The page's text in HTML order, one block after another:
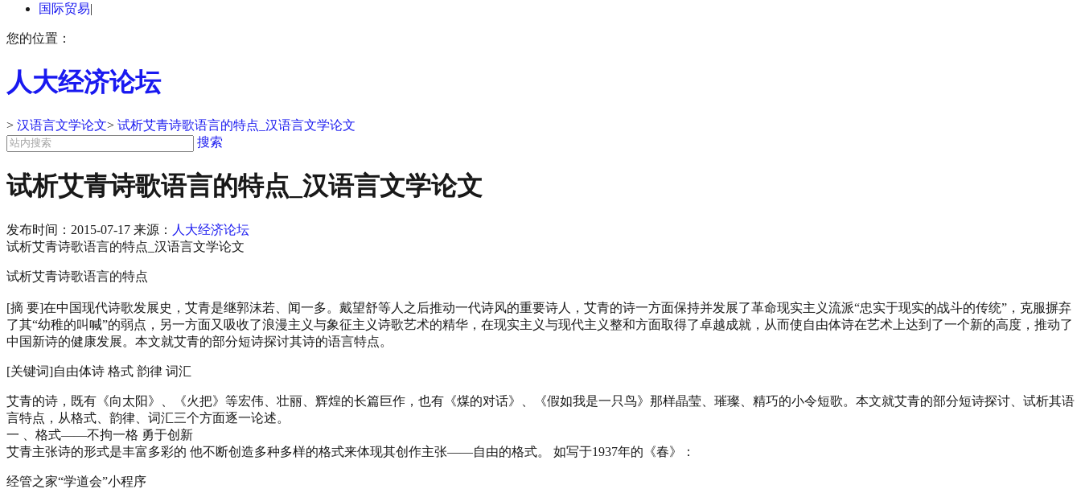
国际贸易|
您的位置：
人大经济论坛
> 汉语言文学论文> 试析艾青诗歌语言的特点_汉语言文学论文
搜索
试析艾青诗歌语言的特点_汉语言文学论文
发布时间： 2015-07-17 来源： 人大经济论坛
试析艾青诗歌语言的特点_汉语言文学论文
试析艾青诗歌语言的特点
[摘 要]在中国现代诗歌发展史，艾青是继郭沫若、闻一多。戴望舒等人之后推动一代诗风的重要诗人，艾青的诗一方面保持并发展了革命现实主义流派“忠实于现实的战斗的传统”，克服摒弃
了其“幼稚的叫喊”的弱点，另一方面又吸收了浪漫主义与象征主义诗歌艺术的精华，在现实主义与现代主义整和方面取得了卓越成就，从而使自由体诗在艺术上达到了一个新的高度，推动了
中国新诗的健康发展。本文就艾青的部分短诗探讨其诗的语言特点。
[关键词]自由体诗 格式 韵律 词汇
艾青的诗，既有《向太阳》、《火把》等宏伟、壮丽、辉煌的长篇巨作，也有《煤的对话》、《假如我是一只鸟》那样晶莹、璀璨、精巧的小令短歌。本文就艾青的部分短诗探讨、试析其语
言特点，从格式、韵律、词汇三个方面逐一论述。
一 、格式——不拘一格 勇于创新
艾青主张诗的形式是丰富多彩的 他不断创造多种多样的格式来体现其创作主张——自由的格式。 如写于1937年的《春》：
经管之家“学道会”小程序